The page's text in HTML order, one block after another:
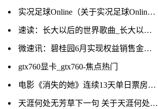
实况足球Online（关于实况足球Online介绍）|环球快讯
速读：长大以后的世界歌曲_长大以后的世界
微速讯：碧桂园6月实现权益销售金额160亿元
gtx760显卡_gtx760-焦点热门
电影《消失的她》连续13天单日票房破亿 每日信息
天涯何处无芳草下一句 关于天涯何处无芳草下一句的介绍 热点在线